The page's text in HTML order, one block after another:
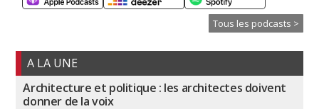
Tous les podcasts >
A LA UNE
Architecture et politique : les architectes doivent
donner de la voix